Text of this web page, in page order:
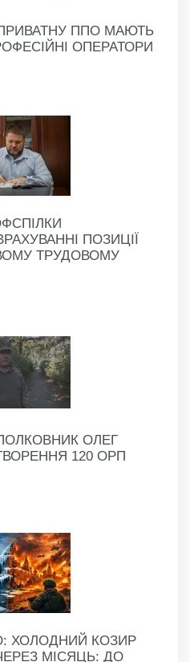
ППО МАЮТЬ
ОПЕРАТОРИ
ПОЗИЦІЇ
ТРУДОВОМУ
ОЛЕГ
120 ОРП
ХОЛОДНИЙ КОЗИР
МІСЯЦЬ: ДО